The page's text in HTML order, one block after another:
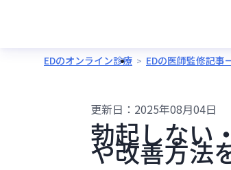
EDのオンライン診療 EDの医師監修記事
更新日： 2025年08月04日
勃起しない
や改善方法